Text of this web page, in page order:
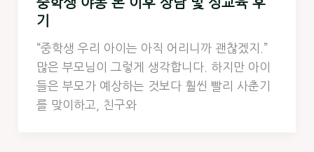
중학생 야동 본 이후 상담 및 성교육 후
기
“중학생 우리 아이는 아직 어리니까 괜찮겠지.”
많은 부모님이 그렇게 생각합니다. 하지만 아이
들은 부모가 예상하는 것보다 훨씬 빨리 사춘기
를 맞이하고, 친구와